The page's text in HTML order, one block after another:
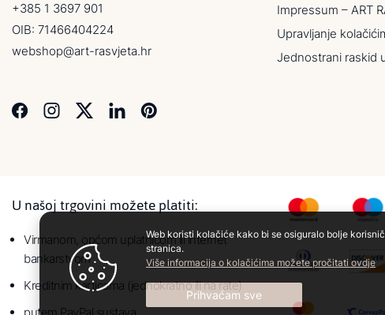
+385 1 3697 901
OIB: 71466404224
webshop@art-rasvjeta.hr
Impressum – ART
Upravljanje
Jednostrani raskid
U našoj trgovini možete platiti:
Virmanom, općom uplatnicom ili internet
bankarstvom
Kreditnim karticama (jednokratno ili na rate)
Web koristi kolačiće kako bi se osiguralo bolje
stranica.
Više informacija o kolačićima možete pročitati ovdje
Prihvaćam sve